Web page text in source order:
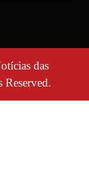
das
Reserved.